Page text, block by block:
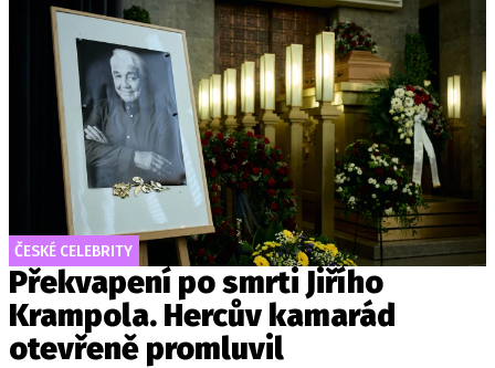
ČESKÉ CELEBRITY
Překvapení po smrti Jiřího
Krampola. Hercův kamarád
otevřeně promluvil